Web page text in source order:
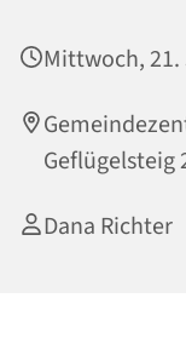
Mittwoch, 21.
Geflügelsteig
Dana Richter